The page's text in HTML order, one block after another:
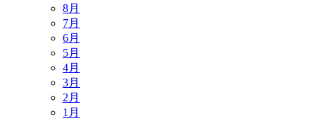
8月
7月
6月
5月
4月
3月
2月
1月